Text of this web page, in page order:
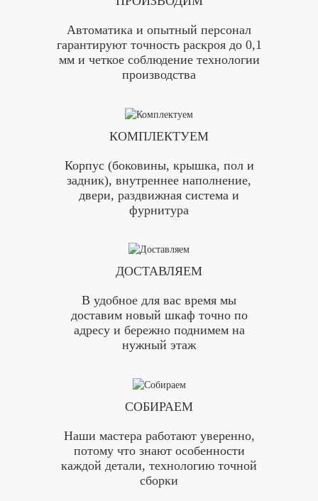
Автоматика и опытный персонал
гарантируют точность раскроя до 0,1
мм и четкое соблюдение технологии
производства
КОМПЛЕКТУЕМ
Корпус (боковины, крышка, пол и
задник), внутреннее наполнение,
двери, раздвижная система и
фурнитура
ДОСТАВЛЯЕМ
В удобное для вас время мы
доставим новый шкаф точно по
адресу и бережно поднимем на
нужный этаж
СОБИРАЕМ
Наши мастера работают уверенно,
потому что знают особенности
каждой детали, технологию точной
сборки